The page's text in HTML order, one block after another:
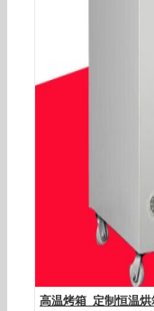
高温烤箱_定制恒温